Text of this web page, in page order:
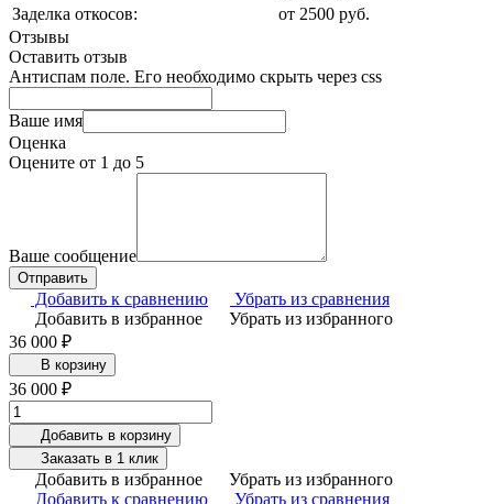
Заделка откосов:
от 2500 руб.
Отзывы
Оставить отзыв
Антиспам поле. Его необходимо скрыть через css
Ваше имя
Оценка
Оцените от 1 до 5
Ваше сообщение
Добавить к сравнению
Убрать из сравнения
Добавить в избранное
Убрать из избранного
36 000 ₽
В корзину
36 000 ₽
Добавить в корзину
Заказать в 1 клик
Добавить в избранное
Убрать из избранного
Добавить к сравнению
Убрать из сравнения